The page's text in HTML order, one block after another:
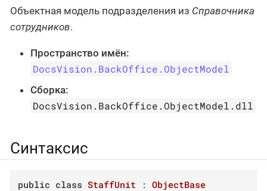
Объектная модель подразделения из Справочника
сотрудников.
Пространство имён:
DocsVision.BackOffice.ObjectModel
Сборка:
DocsVision.BackOffice.ObjectModel.dll
Синтаксис
public class StaffUnit : ObjectBase